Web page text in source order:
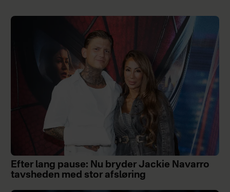
Efter lang pause: Nu bryder Jackie Navarro
tavsheden med stor afsløring